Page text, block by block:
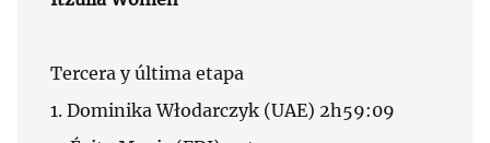
Tercera y última etapa
1. Dominika Włodarczyk (UAE) 2h59:09